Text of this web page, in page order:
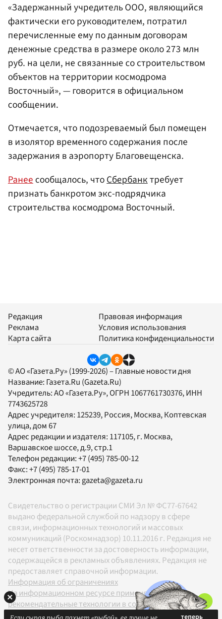
«Задержанный учредитель ООО, являющийся
фактически его руководителем, потратил
перечисленные ему по данным договорам
денежные средства в размере около 273 млн
руб. на цели, не связанные со строительством
объектов на территории космодрома
Восточный», — говорится в официальном
сообщении.
Отмечается, что подозреваемый был помещен
в изолятор временного содержания после
задержания в аэропорту Благовещенска.
Ранее сообщалось, чтоСбербанктребует
признать банкротом экс-подрядчика
строительства космодрома Восточный.
Редакция
Реклама
Карта сайта
Правовая информация
Условия использования
Политика конфиденциальности
© АО «Газета.Ру» (1999-2026) – Главные новости дня
Название: Газета.Ru (Gazeta.Ru)
Учредитель:АО «Газета.Ру», ОГРН 1067761730376, ИНН
7743625728
Адрес учредителя: 125239, Россия, Москва, Коптевская
улица, дом 67
Адрес редакции и издателя: 117105, г. Москва,
Варшавское шоссе, д.9, стр.1
Телефон редакции:+7 (495) 785-00-12
Факс:+7 (495) 785-17-01
Электронная почта:gazeta@gazeta.ru
Свидетельство о регистрации СМИ Эл № ФС77-67642
выдано федеральной службой по надзору в сфере
связи, информационных технологий и массовых
коммуникаций (Роскомнадзор) 10.11.2016 г. Редакция не
несет ответственности за достоверность информации,
содержащейся в рекламных объявлениях. Редакция не
предоставляет справочной информации.
Информация об ограничениях
На информационном ресурсе применяются
рекомендательные технологии в соответствии с
Правилами